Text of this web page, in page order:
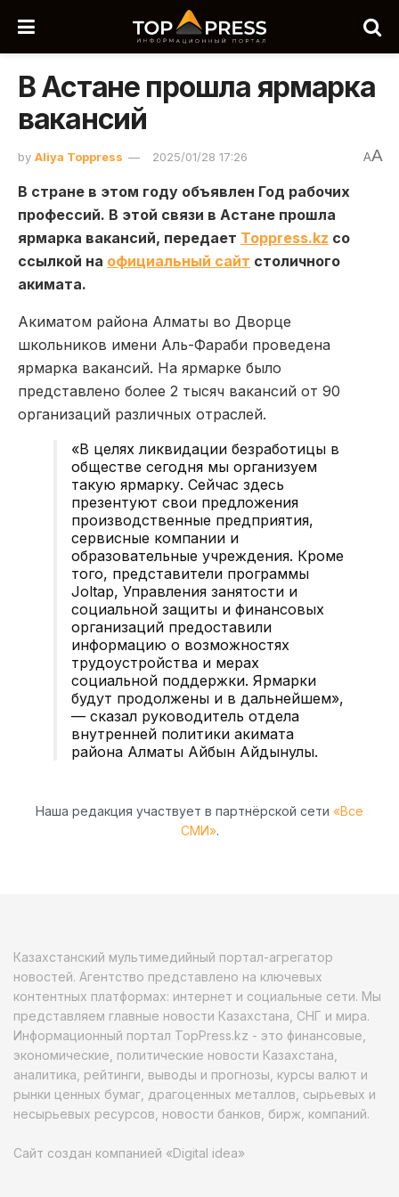
В Астане прошла ярмарка
вакансий
by Aliya Toppress 2025/01/28 17:26 AA
В стране в этом году объявлен Год рабочих
профессий. В этой связи в Астане прошла
ярмарка вакансий, передает Toppress.kz со
ссылкой на официальный сайт столичного
акимата.
Акиматом района Алматы во Дворце
школьников имени Аль-Фараби проведена
ярмарка вакансий. На ярмарке было
представлено более 2 тысяч вакансий от 90
организаций различных отраслей.
«В целях ликвидации безработицы в
обществе сегодня мы организуем
такую ярмарку. Сейчас здесь
презентуют свои предложения
производственные предприятия,
сервисные компании и
образовательные учреждения. Кроме
того, представители программы
Joltap, Управления занятости и
социальной защиты и финансовых
организаций предоставили
информацию о возможностях
трудоустройства и мерах
социальной поддержки. Ярмарки
будут продолжены и в дальнейшем»,
— сказал руководитель отдела
внутренней политики акимата
района Алматы Айбын Айдынулы.
Наша редакция участвует в партнёрской сети «Все
СМИ».
Казахстанский мультимедийный портал-агрегатор
новостей. Агентство представлено на ключевых
контентных платформах: интернет и социальные сети. Мы
представляем главные новости Казахстана, СНГ и мира.
Информационный портал TopPress.kz - это финансовые,
экономические, политические новости Казахстана,
аналитика, рейтинги, выводы и прогнозы, курсы валют и
рынки ценных бумаг, драгоценных металлов, сырьевых и
несырьевых ресурсов, новости банков, бирж, компаний.
Сайт создан компанией «Digital idea»